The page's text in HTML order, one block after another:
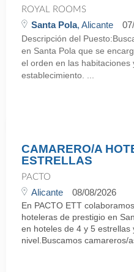
ROYAL ROOMS
Santa Pola, Alicante
Descripción del
en Santa Pola que se
el orden en las
establecimiento. ...
CAMARERO/A
ESTRELLAS
PACTO
Alicante 08/08/2026
En PACTO ETT
hoteleras de prestigio en
en hoteles de 4 y 5 estrellas
nivel.Buscamos camareros/